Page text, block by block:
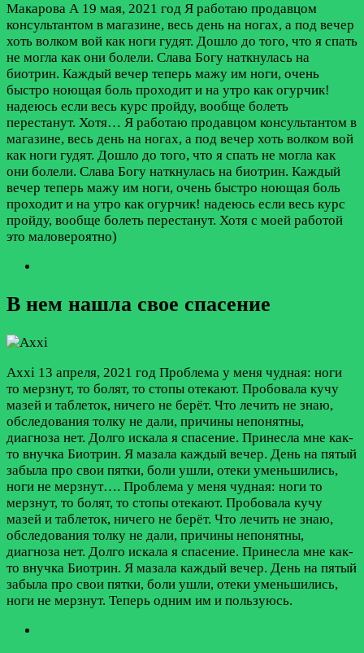
Макарова А 19 мая, 2021 год Я работаю продавцом
консультантом в магазине, весь день на ногах, а под вечер
хоть волком вой как ноги гудят. Дошло до того, что я спать
не могла как они болели. Слава Богу наткнулась на
биотрин. Каждый вечер теперь мажу им ноги, очень
быстро ноющая боль проходит и на утро как огурчик!
надеюсь если весь курс пройду, вообще болеть
перестанут. Хотя… Я работаю продавцом консультантом в
магазине, весь день на ногах, а под вечер хоть волком вой
как ноги гудят. Дошло до того, что я спать не могла как
они болели. Слава Богу наткнулась на биотрин. Каждый
вечер теперь мажу им ноги, очень быстро ноющая боль
проходит и на утро как огурчик! надеюсь если весь курс
пройду, вообще болеть перестанут. Хотя с моей работой
это маловероятно)
В нем нашла свое спасение
Axxi 13 апреля, 2021 год Проблема у меня чудная: ноги
то мерзнут, то болят, то стопы отекают. Пробовала кучу
мазей и таблеток, ничего не берёт. Что лечить не знаю,
обследования толку не дали, причины непонятны,
диагноза нет. Долго искала я спасение. Принесла мне как-
то внучка Биотрин. Я мазала каждый вечер. День на пятый
забыла про свои пятки, боли ушли, отеки уменьшились,
ноги не мерзнут…. Проблема у меня чудная: ноги то
мерзнут, то болят, то стопы отекают. Пробовала кучу
мазей и таблеток, ничего не берёт. Что лечить не знаю,
обследования толку не дали, причины непонятны,
диагноза нет. Долго искала я спасение. Принесла мне как-
то внучка Биотрин. Я мазала каждый вечер. День на пятый
забыла про свои пятки, боли ушли, отеки уменьшились,
ноги не мерзнут. Теперь одним им и пользуюсь.